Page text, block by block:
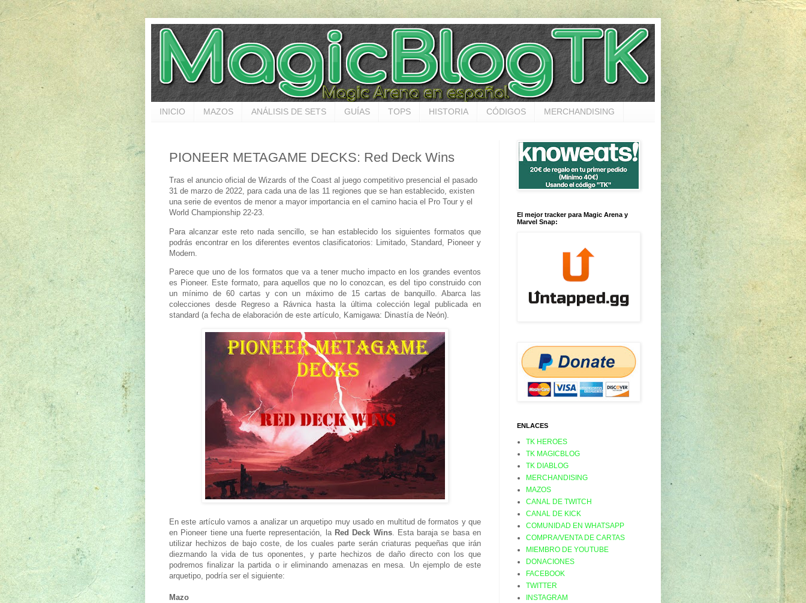
INICIO MAZOS ANÁLISIS DE SETS GUÍAS TOPS HISTORIA CÓDIGOS MERCHANDISING
PIONEER METAGAME DECKS: Red Deck Wins
Tras el anuncio oficial de Wizards of the Coast al juego competitivo presencial el pasado
31 de marzo de 2022, para cada una de las 11 regiones que se han establecido, existen
una serie de eventos de menor a mayor importancia en el camino hacia el Pro Tour y el
World Championship 22-23.
Para alcanzar este reto nada sencillo, se han establecido los siguientes formatos que
podrás encontrar en los diferentes eventos clasificatorios: Limitado, Standard, Pioneer y
Modern.
Parece que uno de los formatos que va a tener mucho impacto en los grandes eventos
es Pioneer. Este formato, para aquellos que no lo conozcan, es del tipo construido con
un mínimo de 60 cartas y con un máximo de 15 cartas de banquillo. Abarca las
colecciones desde Regreso a Rávnica hasta la última colección legal publicada en
standard (a fecha de elaboración de este artículo, Kamigawa: Dinastía de Neón).
En este artículo vamos a analizar un arquetipo muy usado en multitud de formatos y que
en Pioneer tiene una fuerte representación, la Red Deck Wins. Esta baraja se basa en
utilizar hechizos de bajo coste, de los cuales parte serán criaturas pequeñas que irán
diezmando la vida de tus oponentes, y parte hechizos de daño directo con los que
podremos finalizar la partida o ir eliminando amenazas en mesa. Un ejemplo de este
arquetipo, podría ser el siguiente:
Mazo
El mejor tracker para Magic Arena y
Marvel Snap:
ENLACES
TK HEROES
TK MAGICBLOG
TK DIABLOG
MERCHANDISING
MAZOS
CANAL DE TWITCH
CANAL DE KICK
COMUNIDAD EN WHATSAPP
COMPRA/VENTA DE CARTAS
MIEMBRO DE YOUTUBE
DONACIONES
FACEBOOK
TWITTER
INSTAGRAM